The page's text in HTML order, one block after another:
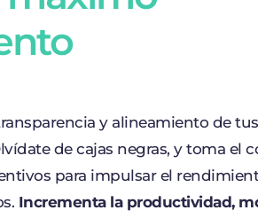
y alineamiento de
de cajas negras, y toma el
para impulsar el
Incrementa la productividad,